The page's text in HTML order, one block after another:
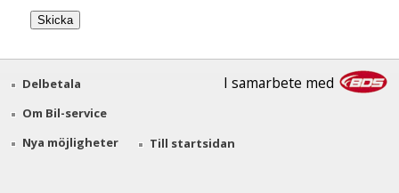
I samarbete med
Delbetala
Om Bil-service
Nya möjligheter
Till startsidan